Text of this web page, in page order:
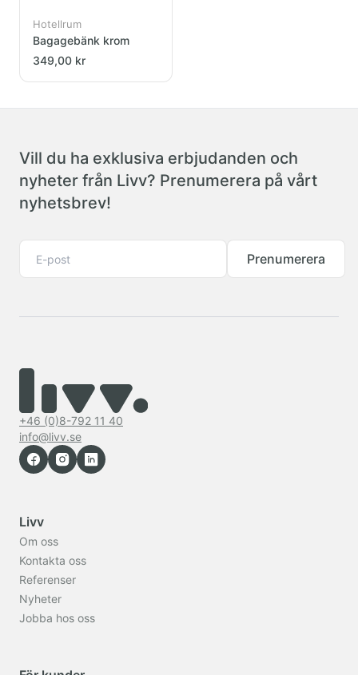
Hotellrum
Bagagebänk krom
349,00 kr
Vill du ha exklusiva erbjudanden och
nyheter från Livv? Prenumerera på vårt
nyhetsbrev!
Prenumerera
+46 (0)8-792 11 40
info@livv.se
Livv
Om oss
Kontakta oss
Referenser
Nyheter
Jobba hos oss